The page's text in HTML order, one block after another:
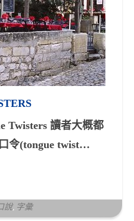
Twisters 讀者大概都
令(tongue twist…
說, 字彙